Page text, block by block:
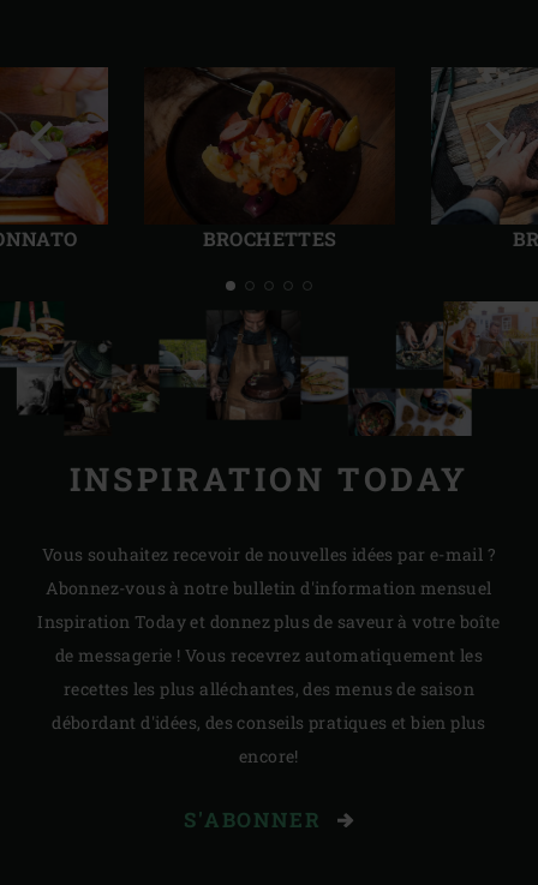
BROCHETTES
Diapo
précédente
INSPIRATION TODAY
Vous souhaitez recevoir de nouvelles idées par e-mail ?
Abonnez-vous à notre bulletin d'information mensuel
Inspiration Today et donnez plus de saveur à votre boîte
de messagerie ! Vous recevrez automatiquement les
recettes les plus alléchantes, des menus de saison
débordant d'idées, des conseils pratiques et bien plus
encore!
S'ABONNER